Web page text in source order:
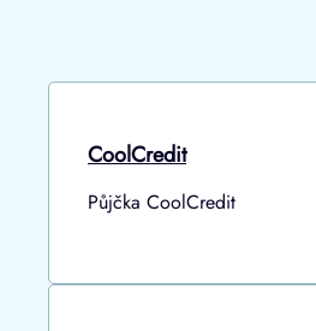
CoolCredit
Půjčka CoolCredit